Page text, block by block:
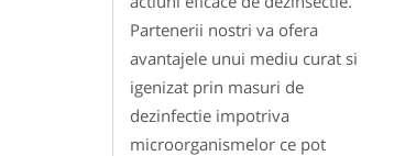
Partenerii nostri va ofera
avantajele unui mediu curat si
igenizat prin masuri de
dezinfectie impotriva
microorganismelor ce pot